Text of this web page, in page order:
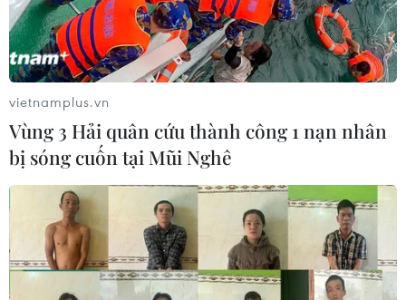
vietnamplus.vn
Vùng 3 Hải quân cứu thành công 1 nạn nhân
bị sóng cuốn tại Mũi Nghê